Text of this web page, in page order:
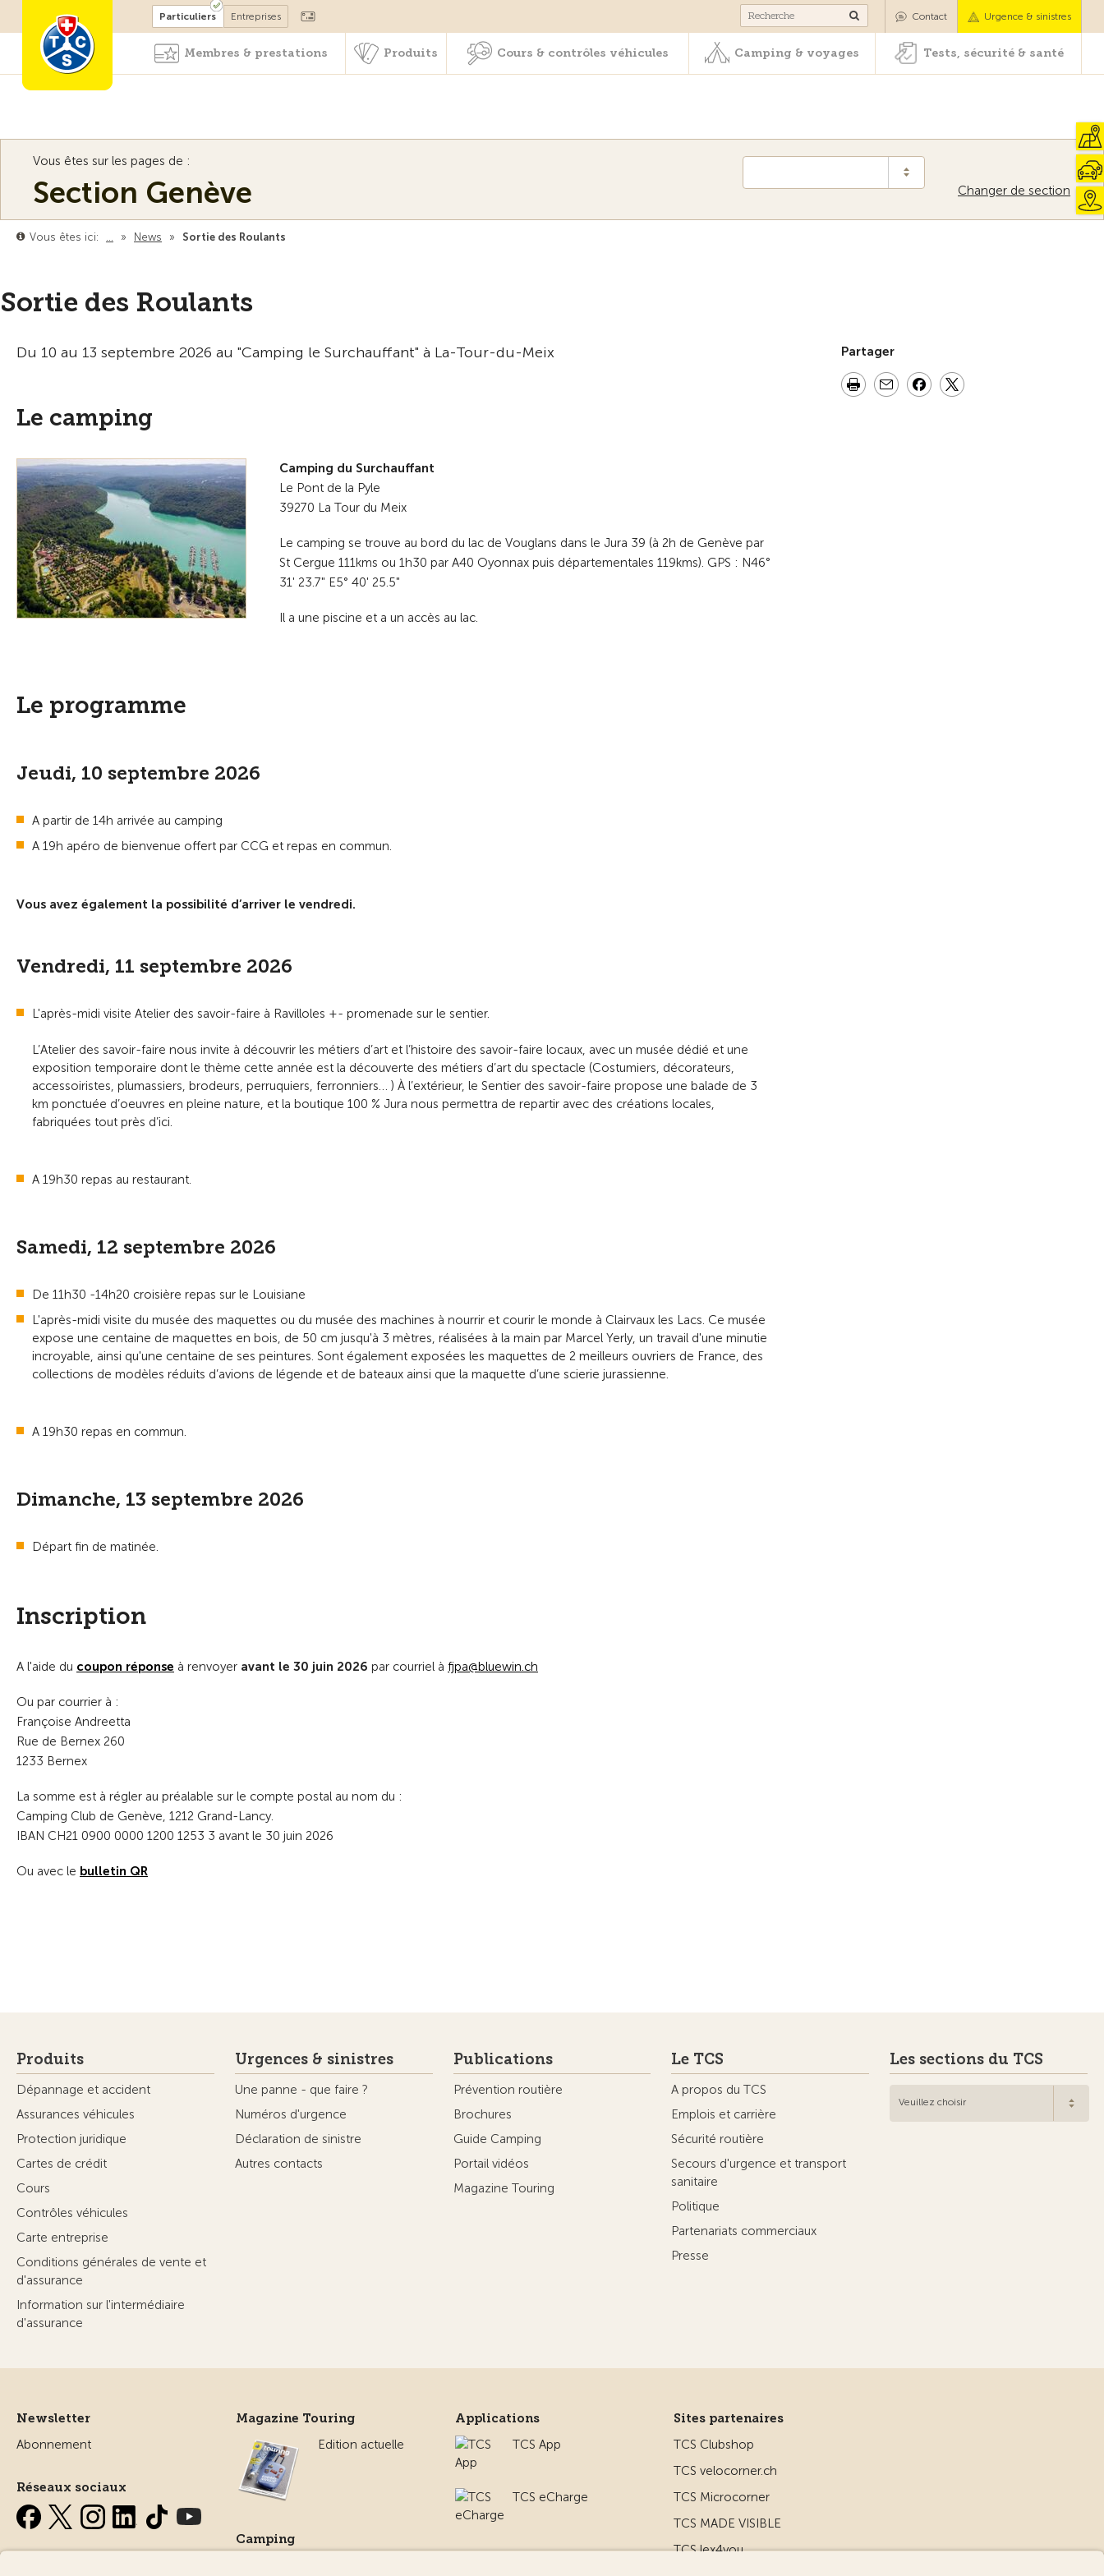
Devenir membre Camping & voyages Tests, sécurité & santé
Particuliers Entreprises Contact Urgence & sinistres
Membres & prestations Produits Cours & contrôles véhicules Camping & voyages Tests, sécurité & santé
Vous êtes sur les pages de :
Section Genève Changer de section
Vous êtes ici: … » News » Sortie des Roulants
Sortie des Roulants
Du 10 au 13 septembre 2026 au "Camping le Surchauffant" à La-Tour-du-Meix
Le camping
Camping du Surchauffant
Le Pont de la Pyle
39270 La Tour du Meix
Le camping se trouve au bord du lac de Vouglans dans le Jura 39 (à 2h de Genève par
St Cergue 111kms ou 1h30 par A40 Oyonnax puis départementales 119kms). GPS : N46°
31' 23.7" E5° 40' 25.5"
Il a une piscine et a un accès au lac.
Le programme
Jeudi, 10 septembre 2026
A partir de 14h arrivée au camping
A 19h apéro de bienvenue offert par CCG et repas en commun.
Vous avez également la possibilité d’arriver le vendredi.
Vendredi, 11 septembre 2026
L'après-midi visite Atelier des savoir-faire à Ravilloles +- promenade sur le sentier.
L’Atelier des savoir-faire nous invite à découvrir les métiers d’art et l’histoire des savoir-faire locaux, avec un musée dédié et une
exposition temporaire dont le thème cette année est la découverte des métiers d’art du spectacle (Costumiers, décorateurs,
accessoiristes, plumassiers, brodeurs, perruquiers, ferronniers… ) À l’extérieur, le Sentier des savoir-faire propose une balade de 3
km ponctuée d’oeuvres en pleine nature, et la boutique 100 % Jura nous permettra de repartir avec des créations locales,
fabriquées tout près d’ici.
A 19h30 repas au restaurant.
Samedi, 12 septembre 2026
De 11h30 -14h20 croisière repas sur le Louisiane
L'après-midi visite du musée des maquettes ou du musée des machines à nourrir et courir le monde à Clairvaux les Lacs. Ce musée
expose une centaine de maquettes en bois, de 50 cm jusqu'à 3 mètres, réalisées à la main par Marcel Yerly, un travail d'une minutie
incroyable, ainsi qu'une centaine de ses peintures. Sont également exposées les maquettes de 2 meilleurs ouvriers de France, des
collections de modèles réduits d’avions de légende et de bateaux ainsi que la maquette d’une scierie jurassienne.
A 19h30 repas en commun.
Dimanche, 13 septembre 2026
Départ fin de matinée.
Inscription
A l'aide du coupon réponse à renvoyer avant le 30 juin 2026 par courriel à fjp bl wn ch
Ou par courrier à :
Françoise Andreetta
Rue de Bernex 260
1233 Bernex
La somme est à régler au préalable sur le compte postal au nom du :
Camping Club de Genève, 1212 Grand-Lancy.
IBAN CH21 0900 0000 1200 1253 3 avant le 30 juin 2026
Ou avec le bulletin QR
Partager
Produits
Dépannage et accident
Assurances véhicules
Protection juridique
Cartes de crédit
Cours
Contrôles véhicules
Carte entreprise
Conditions générales de vente et
d'assurance
Information sur l'intermédiaire
d'assurance
Urgences & sinistres
Une panne - que faire ?
Numéros d'urgence
Déclaration de sinistre
Autres contacts
Publications
Prévention routière
Brochures
Guide Camping
Portail vidéos
Magazine Touring
Le TCS
A propos du TCS
Emplois et carrière
Sécurité routière
Secours d'urgence et transport
sanitaire
Politique
Partenariats commerciaux
Presse
Les sections du TCS
Veuillez choisir
Newsletter
Abonnement
Réseaux sociaux
Magazine Touring
Edition actuelle
Camping
Applications
TCS App
TCS eCharge
Sites partenaires
TCS Clubshop
TCS velocorner.ch
TCS Microcorner
TCS MADE VISIBLE
TCS lex4you